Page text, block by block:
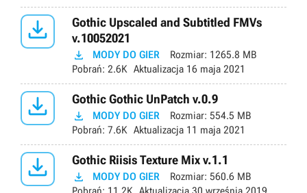

Gothic Upscaled and Subtitled FMVs
v.10052021
 MODY DO GIER Rozmiar: 1265.8 MB
Pobrań: 2.6K Aktualizacja 16 maja 2021
 Gothic Gothic UnPatch v.0.9
 MODY DO GIER Rozmiar: 554.5 MB
Pobrań: 7.6K Aktualizacja 11 maja 2021
 Gothic Riisis Texture Mix v.1.1
 MODY DO GIER Rozmiar: 560.6 MB